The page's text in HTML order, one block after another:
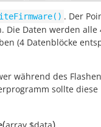
. Der
Die Daten werden alle
(4 Datenblöcke
während des
sollte diese